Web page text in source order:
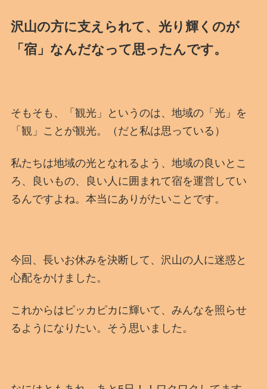
沢山の方に支えられて、光り輝くのが
「宿」なんだなって思ったんです。
そもそも、「観光」というのは、地域の「光」を
「観」ことが観光。（だと私は思っている）
私たちは地域の光となれるよう、地域の良いとこ
ろ、良いもの、良い人に囲まれて宿を運営してい
るんですよね。本当にありがたいことです。
今回、長いお休みを決断して、沢山の人に迷惑と
心配をかけました。
これからはピッカピカに輝いて、みんなを照らせ
るようになりたい。そう思いました。